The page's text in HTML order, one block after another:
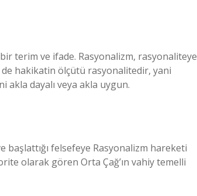
terim ve ifade. Rasyonalizm, rasyonaliteye
hakikatin ölçütü rasyonalitedir, yani
akla dayalı veya akla uygun.
felsefeye Rasyonalizm hareketi
olarak gören Orta Çağ’ın vahiy temelli